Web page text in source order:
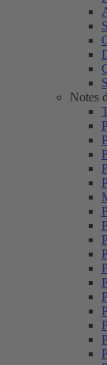
Notes